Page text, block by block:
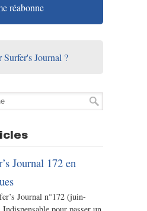
réabonne
Surfer's Journal ?
Journal 172 en
Journal n°172 (juin-